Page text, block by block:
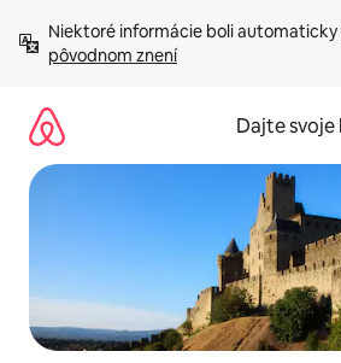
obsah.
Niektoré informácie boli automaticky
pôvodnom znení
Dajte svoje